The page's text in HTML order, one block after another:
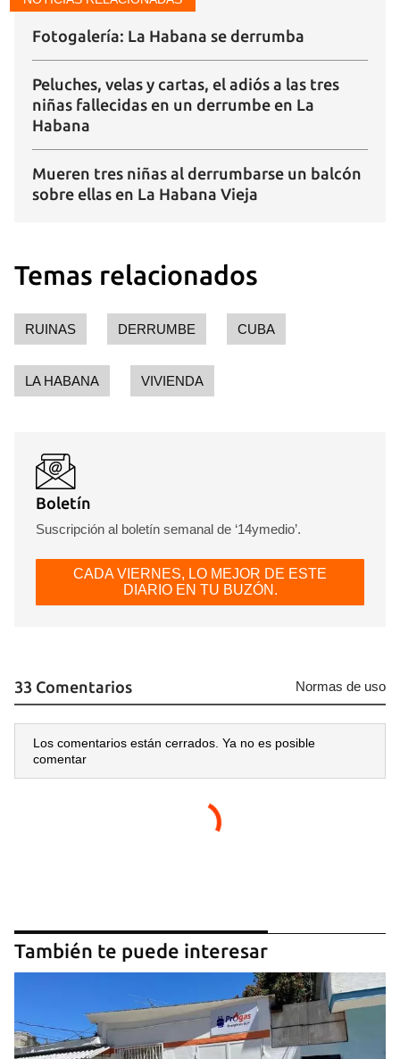
Fotogalería: La Habana se derrumba
Peluches, velas y cartas, el adiós a las tres
niñas fallecidas en un derrumbe en La
Habana
Mueren tres niñas al derrumbarse un balcón
sobre ellas en La Habana Vieja
Temas relacionados
RUINAS DERRUMBE CUBA
LA HABANA VIVIENDA
Boletín
Suscripción al boletín semanal de ‘14ymedio’.
CADA VIERNES, LO MEJOR DE ESTE
DIARIO EN TU BUZÓN.
33 Comentarios Normas de uso
Los comentarios están cerrados. Ya no es posible
comentar
También te puede interesar